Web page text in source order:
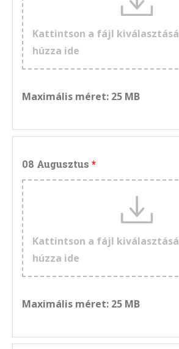
Kattintson a fájl
húzza ide
Maximális méret: 25 MB
08 Augusztus
Kattintson a fájl
húzza ide
Maximális méret: 25 MB